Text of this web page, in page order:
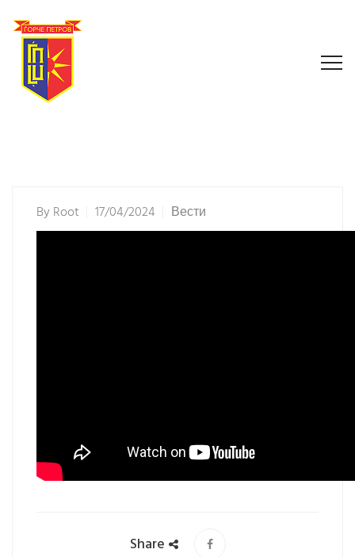
ByRoot 17/04/2024 Вести
Share